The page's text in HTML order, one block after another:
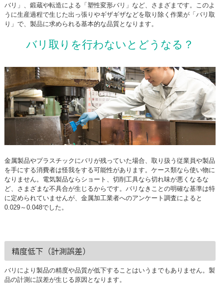
バリ」、鍛蔵や転造による「塑性変形バリ」など、さまざまです。このよ
うに生産過程で生じた出っ張りやギザギザなどを取り除く作業が「バリ取
り」で、製品に求められる基本的な品質となります。
バリ取りを行わないとどうなる？
金属製品やプラスチックにバリが残っていた場合、取り扱う従業員や製品
を手にする消費者は怪我をする可能性があります。ケース類なら使い物に
なりません。電気製品ならショート、切削工具なら切れ味が悪くなるな
ど、さまざまな不具合が生じるからです。バリなきことの明確な基準は特
に定められていませんが、金属加工業者へのアンケート調査によると
0.029～0.048でした。
精度低下（計測誤差）
バリにより製品の精度や品質が低下することはいうまでもありません。製
品の計測に誤差が生じる原因となります。